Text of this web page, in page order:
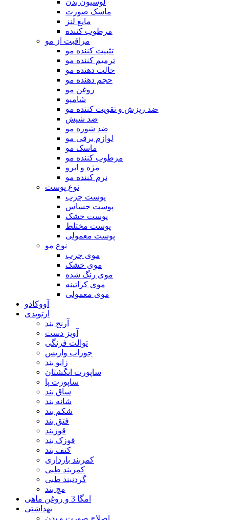
لوسیون بدن
ماسک صورت
مایع لنز
مرطوب کننده
مراقبت از مو
تثبیت کننده مو
ترمیم کننده مو
حالت دهنده مو
حجم دهنده مو
روغن مو
شامپو
ضد ریزش و تقویت کننده مو
ضد شپش
ضد شوره مو
لوازم برقی مو
ماسک مو
مرطوب کننده مو
مژه و ابرو
نرم کننده مو
نوع پوست
پوست چرب
پوست حساس
پوست خشک
پوست مختلط
پوست معمولی
نوع مو
موی چرب
موی خشک
موی رنگ شده
موی کراتینه
موی معمولی
آووکادو
ارتوپدی
آرنج بند
آویز دست
توالت فرنگی
جوراب واریس
زانو بند
ساپورت انگشتان
ساپورت پا
ساق بند
شانه بند
شکم بند
فتق بند
قوزبند
قوزک بند
کتف بند
کمربند بارداری
کمربند طبی
گردنبند طبی
مچ بند
امگا 3 و روغن ماهی
بهداشتی
اصلاح صورت و بدن